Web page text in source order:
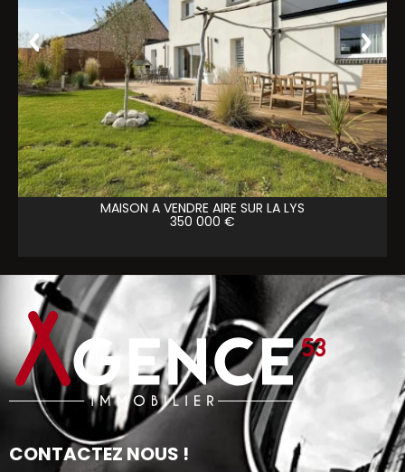
MAISON A VENDRE AIRE SUR LA LYS
350 000 €
CONTACTEZ NOUS !